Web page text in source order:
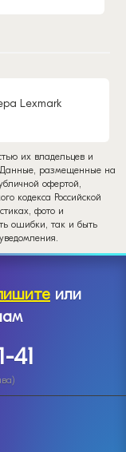
Lexmark
их владельцев и
Данные, размещенные на
офертой,
кодекса Российской
фото и
ошибки, так и быть
или
41